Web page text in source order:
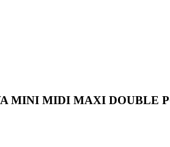
MINI MIDI MAXI DOUBLE